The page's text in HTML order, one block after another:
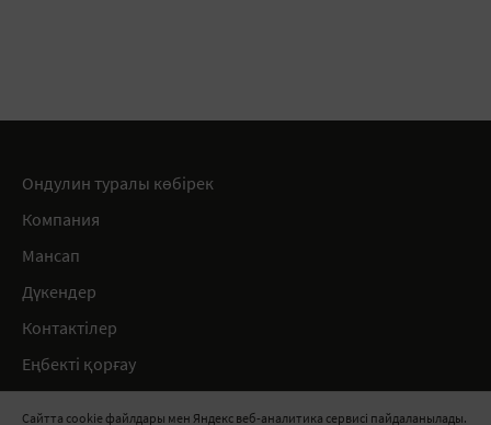
Сайтта cookie файлдары мен Яндекс веб-аналитика сервисі пайдаланылады.
Ондулин туралы көбірек
Компания
Мансап
Дүкендер
Контактілер
Еңбекті қорғау